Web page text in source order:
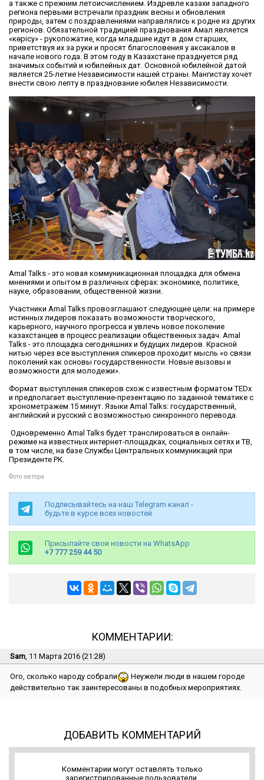
а также с прежним летоисчислением. Издревле казахи западного
региона первыми встречали праздник весны и обновления
природы, затем с поздравлениями направлялись к родне из других
регионов. Обязательной традицией празднования Амал является
«көрісу» - рукопожатие, когда младшие идут в дом старших,
приветствуя их за руки и просят благословения у аксакалов в
начале нового года. В этом году в Казахстане празднуется ряд
значимых событий и юбилейных дат. Основной юбилейной датой
является 25-летие Независимости нашей страны. Мангистау хочет
внести свою лепту в празднование юбилея Независимости.
Amal Talks - это новая коммуникационная площадка для обмена
мнениями и опытом в различных сферах: экономике, политике,
науке, образовании, общественной жизни.
Участники Amal Talks провозглашают следующие цели: на примере
истинных лидеров показать возможности творческого,
карьерного, научного прогресса и увлечь новое поколение
казахстанцев в процесс реализации общественных задач. Amal
Talks - это площадка сегодняшних и будущих лидеров. Красной
нитью через все выступления спикеров проходит мысль «о связи
поколений как основы государственности. Новые вызовы и
возможности для молодежи».
Формат выступления спикеров схож с известным форматом TEDx
и предполагает выступление-презентацию по заданной тематике с
хронометражем 15 минут. Языки Amal Talks: государственный,
английский и русский с возможностью синхронного перевода.
Одновременно Amal Talks будет транслироваться в онлайн-
режиме на известных интернет-площадках, социальных сетях и ТВ,
в том числе, на базе Службы Центральных коммуникаций при
Президенте РК.
Фото автора
Подписывайтесь на наш Telegram канал -
будьте в курсе всех новостей
Присылайте свои новости на WhatsApp
+7 777 259 44 50
КОММЕНТАРИИ:
Sam , 11 Марта 2016 (21:28)
Ого, сколько народу собрали
Неужели люди в нашем городе
действительно так заинтересованы в подобных мероприятиях.
ДОБАВИТЬ КОММЕНТАРИЙ
Комментарии могут оставлять только
зарегистрированные пользователи.